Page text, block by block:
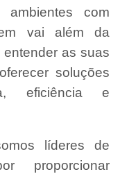
com
vai além da
as suas
soluções
eficiência e
líderes de
proporcionar